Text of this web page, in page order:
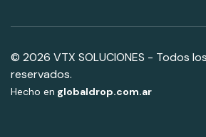
© 2026 VTX SOLUCIONES - Todos
reservados.
Hecho en globaldrop.com.ar